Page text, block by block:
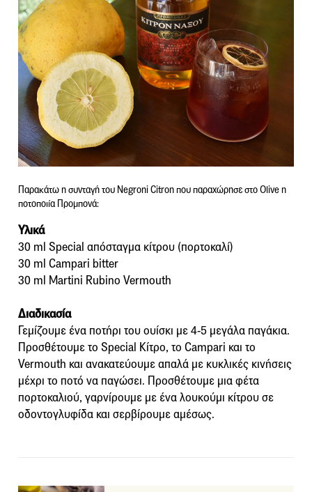
Παρακάτω η συνταγή του Negroni Citron που παραχώρησε στο Olive η
ποτοποιία Προμπονά:
Υλικά
30 ml Special απόσταγμα κίτρου (πορτοκαλί)
30 ml Campari bitter
30 ml Martini Rubino Vermouth
Διαδικασία
Γεμίζουμε ένα ποτήρι του ουίσκι με 4-5 μεγάλα παγάκια.
Προσθέτουμε το Special Κίτρο, το Campari και το
Vermouth και ανακατεύουμε απαλά με κυκλικές κινήσεις
μέχρι το ποτό να παγώσει. Προσθέτουμε μια φέτα
πορτοκαλιού, γαρνίρουμε με ένα λουκούμι κίτρου σε
οδοντογλυφίδα και σερβίρουμε αμέσως.